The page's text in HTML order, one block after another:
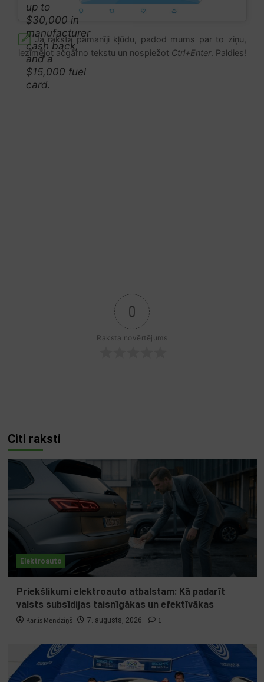
up to
$30,000 in
manufacturer
cash back,
and a
$15,000 fuel
card.
Ja rakstā pamanīji kļūdu, padod mums par to ziņu,
iezīmējot ačgārno tekstu un nospiežot Ctrl+Enter. Paldies!
0
Raksta novērtējums
Citi raksti
Elektroauto
Priekšlikumi elektroauto atbalstam: Kā padarīt
valsts subsīdijas taisnīgākas un efektīvākas
Kārlis Mendziņš 7. augusts, 2026. 1